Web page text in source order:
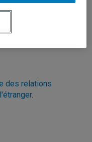
des relations
.